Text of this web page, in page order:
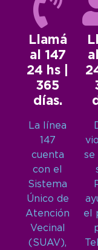
Llamá
al 147
24 hs |
365
días.
La línea
147
cuenta
con el
Sistema
Único de
Atención
Vecinal
(SUAV),
se
el